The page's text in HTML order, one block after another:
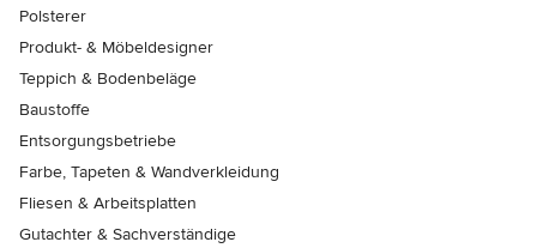
Polsterer
Produkt- & Möbeldesigner
Teppich & Bodenbeläge
Baustoffe
Entsorgungsbetriebe
Farbe, Tapeten & Wandverkleidung
Fliesen & Arbeitsplatten
Gutachter & Sachverständige